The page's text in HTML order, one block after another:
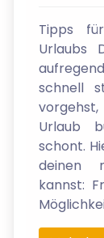
Tipps
Urlaubs
schnell
Urlaub
schont.
deinen
kannst: